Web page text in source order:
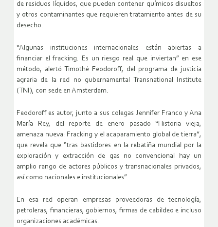
de residuos líquidos, que pueden contener químicos disueltos
y otros contaminantes que requieren tratamiento antes de su
desecho.
“Algunas instituciones internacionales están abiertas a
financiar el fracking. Es un riesgo real que inviertan” en ese
método, alertó Timothé Feodoroff, del programa de justicia
agraria de la red no gubernamental Transnational Institute
(TNI), con sede en Amsterdam.
Feodoroff es autor, junto a sus colegas Jennifer Franco y Ana
María Rey, del reporte de enero pasado “Historia vieja,
amenaza nueva: Fracking y el acaparamiento global de tierra”,
que revela que “tras bastidores en la rebatiña mundial por la
exploración y extracción de gas no convencional hay un
amplio rango de actores públicos y transnacionales privados,
así como nacionales e institucionales”.
En esa red operan empresas proveedoras de tecnología,
petroleras, financieras, gobiernos, firmas de cabildeo e incluso
organizaciones académicas.